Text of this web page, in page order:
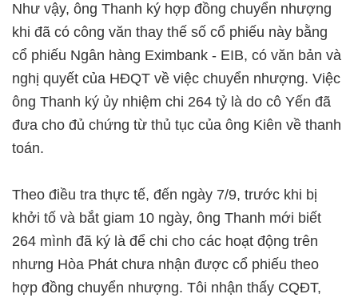
Như vậy, ông Thanh ký hợp đồng chuyển nhượng
khi đã có công văn thay thế số cổ phiếu này bằng
cổ phiếu Ngân hàng Eximbank - EIB, có văn bản và
nghị quyết của HĐQT về việc chuyển nhượng. Việc
ông Thanh ký ủy nhiệm chi 264 tỷ là do cô Yến đã
đưa cho đủ chứng từ thủ tục của ông Kiên về thanh
toán.
Theo điều tra thực tế, đến ngày 7/9, trước khi bị
khởi tố và bắt giam 10 ngày, ông Thanh mới biết
264 mình đã ký là để chi cho các hoạt động trên
nhưng Hòa Phát chưa nhận được cổ phiếu theo
hợp đồng chuyển nhượng. Tôi nhận thấy CQĐT,